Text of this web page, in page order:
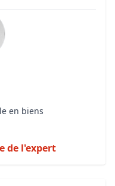
en biens
de l'expert